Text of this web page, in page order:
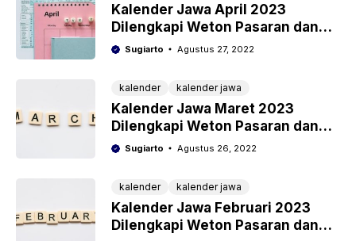
Kalender Jawa April 2023
Dilengkapi Weton Pasaran dan
Wuku
Sugiarto Agustus 27, 2022
kalender kalender jawa
Kalender Jawa Maret 2023
Dilengkapi Weton Pasaran dan
Wuku
Sugiarto Agustus 26, 2022
kalender kalender jawa
Kalender Jawa Februari 2023
Dilengkapi Weton Pasaran dan